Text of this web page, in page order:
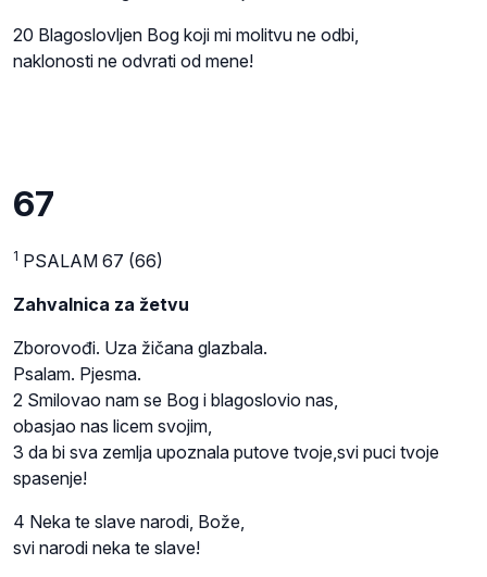
20 Blagoslovljen Bog koji mi molitvu ne odbi,
naklonosti ne odvrati od mene!
67
1 PSALAM 67 (66)
Zahvalnica za žetvu
Zborovođi. Uza žičana glazbala.
Psalam. Pjesma.
2 Smilovao nam se Bog i blagoslovio nas,
obasjao nas licem svojim,
3 da bi sva zemlja upoznala putove tvoje,svi puci tvoje
spasenje!
4 Neka te slave narodi, Bože,
svi narodi neka te slave!